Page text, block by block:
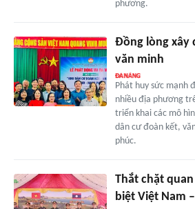
phương.
Đồng lòng xây
văn minh
Phát huy sức mạnh
nhiều địa phương
triển khai các mô
dân cư đoàn kết,
phúc.
Thắt chặt
biệt Việt Nam